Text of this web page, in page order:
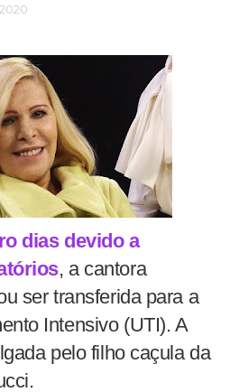
dias devido a
, a cantora
ser transferida para a
Intensivo (UTI). A
pelo filho caçula da